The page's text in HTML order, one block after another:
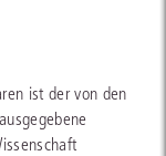
ist der von den